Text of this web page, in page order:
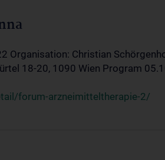
Christian
18-20, 1090 Wien Program
forum-arzneimitteltherapie-2/